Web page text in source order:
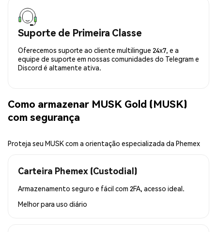
Suporte de Primeira Classe
Oferecemos suporte ao cliente multilingue 24x7, e a
equipe de suporte em nossas comunidades do Telegram e
Discord é altamente ativa.
Como armazenar MUSK Gold (MUSK)
com segurança
Proteja seu MUSK com a orientação especializada da Phemex
Carteira Phemex (Custodial)
Armazenamento seguro e fácil com 2FA, acesso ideal.
Melhor para uso diário